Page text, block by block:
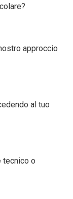
approccio
al tuo
tecnico o